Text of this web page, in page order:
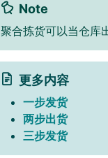
Note
聚合拣货可以当仓库
更多内容
一步发货
两步出货
三步发货